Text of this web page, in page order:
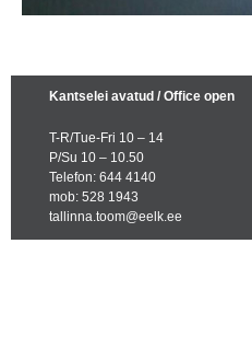
Kantselei avatud / Office open
T-R/Tue-Fri 10 – 14
P/Su 10 – 10.50
Telefon: 644 4140
mob: 528 1943
tallinna.toom@eelk.ee